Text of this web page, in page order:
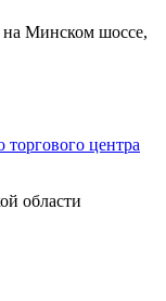
на Минском шоссе,
центра
области